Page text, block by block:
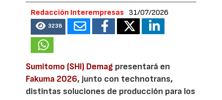
Redacción Interempresas 31/07/2026
3238
Sumitomo (SHI) Demag presentará en
Fakuma 2026, junto con technotrans,
distintas soluciones de producción para los